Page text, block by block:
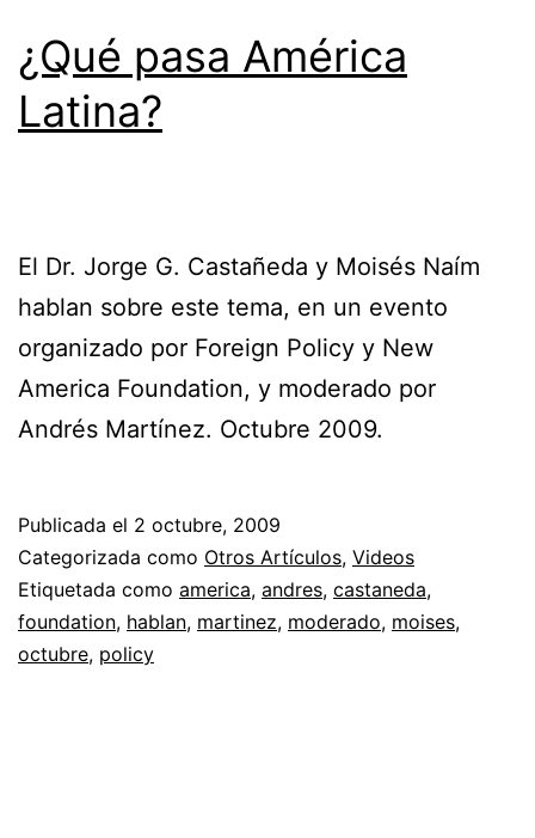
¿Qué pasa América
Latina?
El Dr. Jorge G. Castañeda y Moisés Naím
hablan sobre este tema, en un evento
organizado por Foreign Policy y New
America Foundation, y moderado por
Andrés Martínez. Octubre 2009.
Publicada el 2 octubre, 2009
Categorizada como Otros Artículos, Videos
Etiquetada como america, andres, castaneda,
foundation, hablan, martinez, moderado, moises,
octubre, policy